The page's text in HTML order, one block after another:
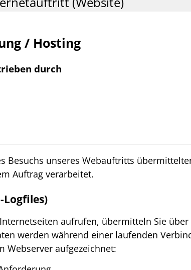
/ Hosting
durch
Besuchs unseres Webauftritts
Auftrag verarbeitet.
aufrufen, übermitteln Sie
werden während einer laufenden
Webserver aufgezeichnet: